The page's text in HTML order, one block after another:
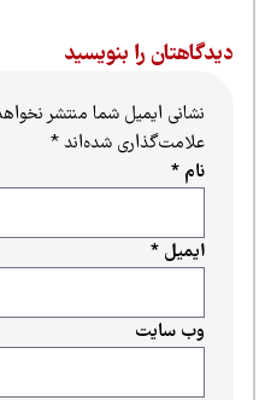
را بنویسید
نشانی ایمیل شما منتشر نخواهد شد.
علامت‌گذاری شده‌اند*
ایمیل*
وب‌ سایت